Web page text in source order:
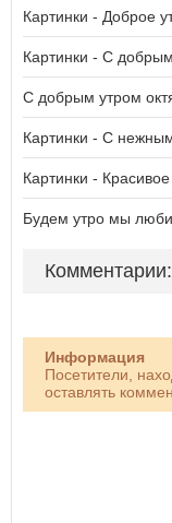
Картинки - Доброе
Картинки - С
С добрым утром
Картинки - С
Картинки -
Будем утро мы
Комментарии:
Информация
Посетители,
оставлять